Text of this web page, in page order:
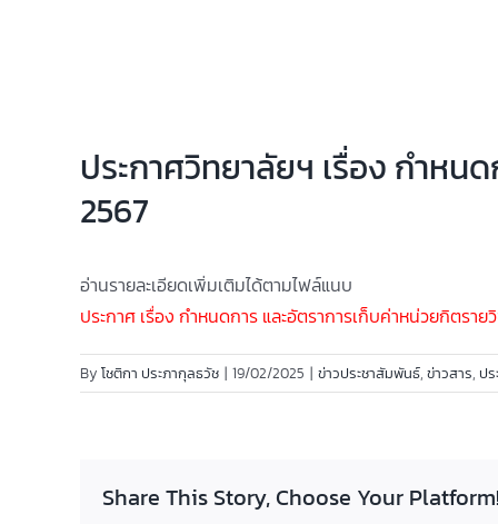
ประกาศวิทยาลัยฯ เรื่อง กำหน
2567
อ่านรายละเอียดเพิ่มเติมได้ตามไฟล์แนบ
ประกาศ เรื่อง กำหนดการ และอัตราการเก็บค่าหน่วยกิตรา
By โชติกา ประภากุลธวัช | 19/02/2025 | ข่าวประชาสัมพันธ์, ข่าวสาร, ป
Share This Story, Choose Your